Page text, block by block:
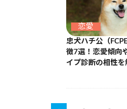
恋愛
忠犬ハチ公（
徴7選！恋愛傾向
イプ診断の相性を